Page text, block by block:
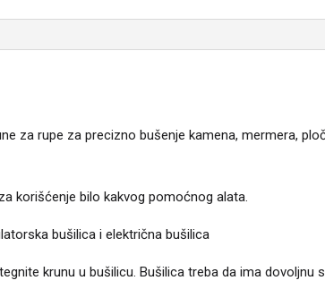
za rupe za precizno bušenje kamena, mermera,
korišćenje bilo kakvog pomoćnog alata.
bušilica i električna bušilica
krunu u bušilicu. Bušilica treba da ima dovoljnu